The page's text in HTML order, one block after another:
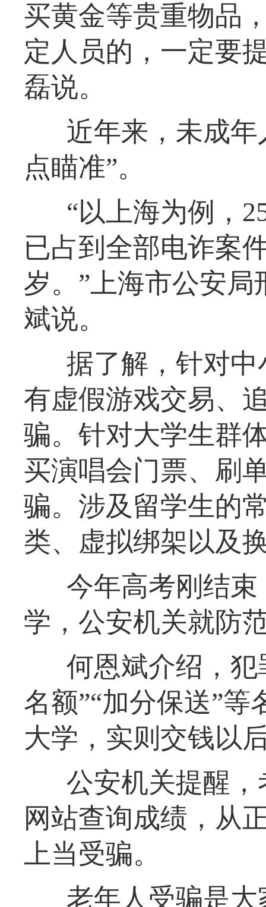
买黄金等贵重物品
定人员的，一定要
磊说。
近年来，未成
点瞄准”。
“以上海为例，
已占到全部电诈案
岁。”上海市公安
斌说。
据了解，针对
有虚假游戏交易、
骗。针对大学生群
买演唱会门票、刷
骗。涉及留学生的
类、虚拟绑架以及
今年高考刚结
学，公安机关就防
何恩斌介绍，犯
名额”“加分保送”
大学，实则交钱以
公安机关提醒
网站查询成绩，从
上当受骗。
老年人受骗是